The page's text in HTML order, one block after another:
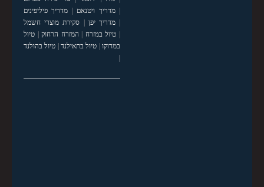
|מדריך ויטנאם | מדריך פיליפינים
|מדריך יפן | סקירת מוצרי חשמל
| טיול במזרח | המזרח הרחוק| טיול
במרוקו| טיול בתאילנד| טיול בהולנד
|